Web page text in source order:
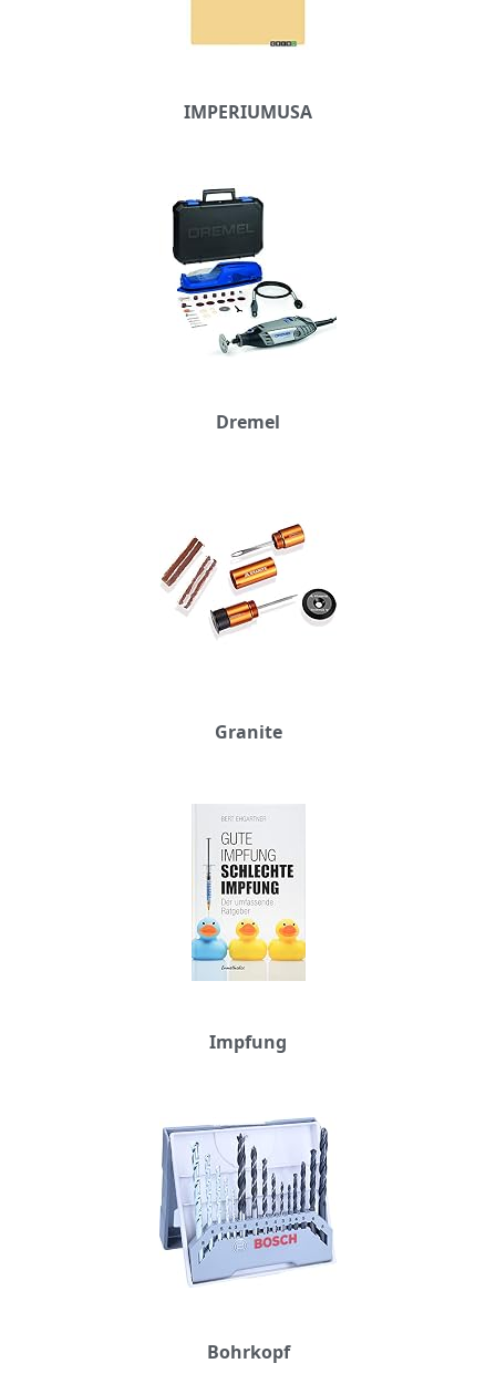
IMPERIUMUSA
Dremel
Granite
Impfung
Bohrkopf